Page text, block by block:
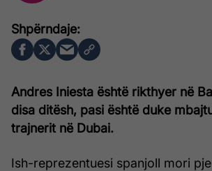
Andres Iniesta është rikthyer në
disa ditësh, pasi është duke
trajnerit në Dubai.
Ish-reprezentuesi spanjoll mori